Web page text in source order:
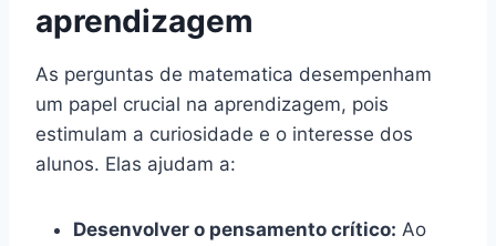
aprendizagem
As perguntas de matematica desempenham
um papel crucial na aprendizagem, pois
estimulam a curiosidade e o interesse dos
alunos. Elas ajudam a:
Desenvolver o pensamento crítico: Ao